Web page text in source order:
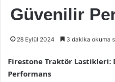
Güvenilir
28 Eylül 2024 3 dakika okuma
Firestone Traktör Lastikleri:
Performans